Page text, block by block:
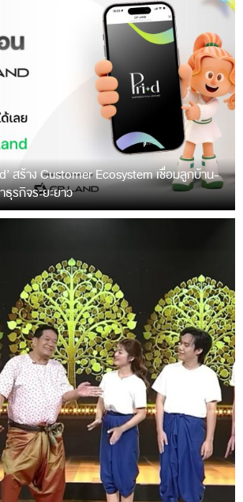
สร้าง Customer Ecosystem เชื่อมลูกบ้าน-
รกิจระยะยาว